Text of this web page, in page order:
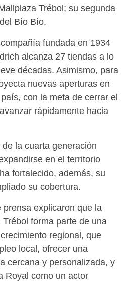
Trébol; su segunda
Bío Bío.
fundada en 1934
alcanza 27 tiendas a lo
décadas. Asimismo, para
nuevas aperturas en
con la meta de cerrar el
rápidamente hacia
la cuarta generación
en el territorio
fortalecido, además, su
su cobertura.
explicaron que la
forma parte de una
regional, que
local, ofrecer una
cercana y personalizada, y
Royal como un actor